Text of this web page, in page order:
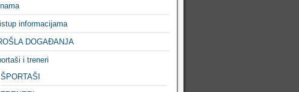
informacijama
DOGAĐANJA
i treneri
ŠPORTAŠI